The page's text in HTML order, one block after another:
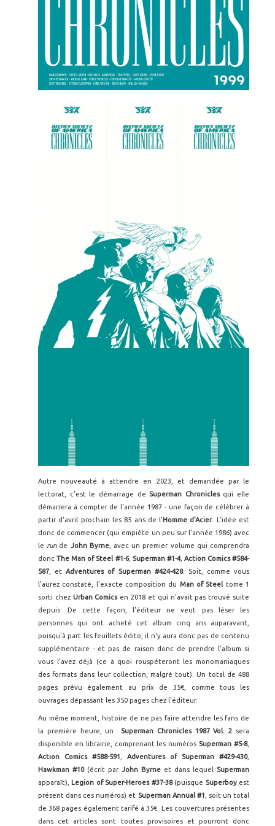
Autre nouveauté à attendre en 2023, et demandée par le
lectorat, c'est le démarrage de Superman Chroniclesqui elle
démarrera à compter de l'année 1987 - une façon de célébrer à
partir d'avril prochain les 85 ans de l'Homme d'Acier. L'idée est
donc de commencer (qui empiète un peu sur l'année 1986) avec
le run de John Byrne, avec un premier volume qui comprendra
doncThe Man of Steel #1-6, Superman #1-4, Action Comics #584-
587 , etAdventures of Superman #424-428. Soit, comme vous
l'aurez constaté, l'exacte composition du Man of Steel tome 1
sorti chez Urban Comics en 2018 et qui n'avait pas trouvé suite
depuis. De cette façon, l'éditeur ne veut pas léser les
personnes qui ont acheté cet album cinq ans auparavant,
puisqu'à part les feuillets édito, il n'y aura donc pas de contenu
supplémentaire - et pas de raison donc de prendre l'album si
vous l'avez déjà (ce à quoi rouspéteront les monomaniaques
des formats dans leur collection, malgré tout). Un total de 488
pages prévu également au prix de 35€, comme tous les
ouvrages dépassant les 350 pages chez l'éditeur.
Au même moment, histoire de ne pas faire attendre les fans de
la première heure, un Superman Chronicles 1987 Vol. 2 sera
disponible en librairie, comprenant les numéros Superman #5-8,
Action Comics #588-591
Adventures of Superman #429-430,
Hawkman #10 (écrit par John Byrne et dans lequel Superman
apparaît), Legion of Super-Heroes #37-38 (puisque Superboy est
présent dans ces numéros) et Superman Annual #1 , soit un total
de 368 pages également tarifé à 35€. Les couvertures présentes
dans cet articles sont toutes provisoires et pourront donc